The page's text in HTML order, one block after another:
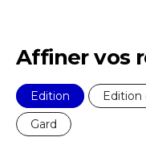
* Champ obligatoire
Affiner vos
Edition Edition
Gard